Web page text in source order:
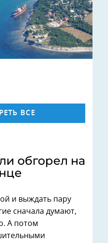
ВСЕ
обгорел на
и выждать пару
сначала думают,
А потом